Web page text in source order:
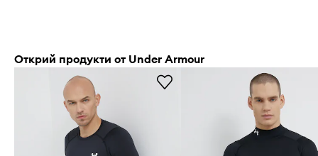
Открий продукти от Under Armour